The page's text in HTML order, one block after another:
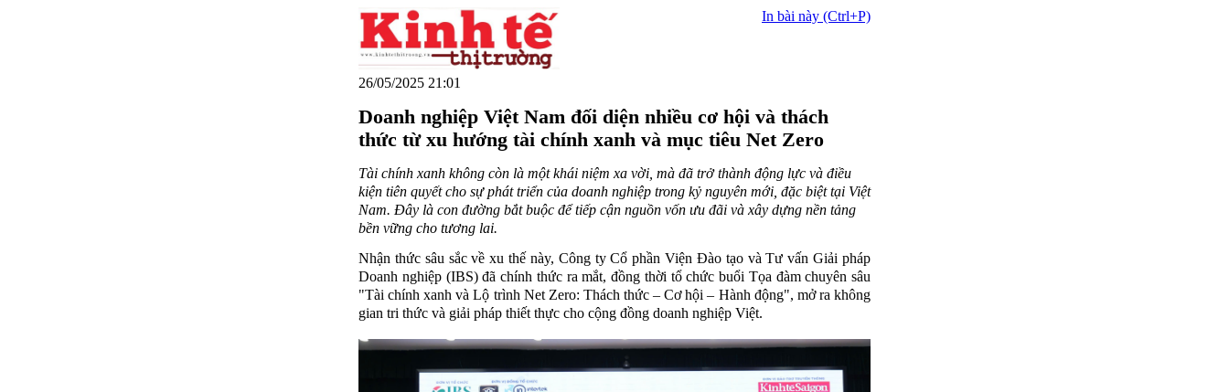
26/05/2025 21:01
In bài này (Ctrl+P)
Doanh nghiệp Việt Nam đối diện nhiều cơ hội và thách
thức từ xu hướng tài chính xanh và mục tiêu Net Zero
Tài chính xanh không còn là một khái niệm xa vời, mà đã trở thành động lực và điều
kiện tiên quyết cho sự phát triển của doanh nghiệp trong kỷ nguyên mới, đặc biệt tại Việt
Nam. Đây là con đường bắt buộc để tiếp cận nguồn vốn ưu đãi và xây dựng nền tảng
bền vững cho tương lai.
Nhận thức sâu sắc về xu thế này, Công ty Cổ phần Viện Đào tạo và Tư vấn Giải pháp
Doanh nghiệp (IBS) đã chính thức ra mắt, đồng thời tổ chức buổi Tọa đàm chuyên sâu
"Tài chính xanh và Lộ trình Net Zero: Thách thức – Cơ hội – Hành động", mở ra không
gian tri thức và giải pháp thiết thực cho cộng đồng doanh nghiệp Việt.